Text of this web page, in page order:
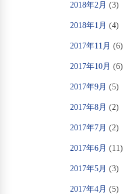
2018年2月 (3)
2018年1月 (4)
2017年11月 (6)
2017年10月 (6)
2017年9月 (5)
2017年8月 (2)
2017年7月 (2)
2017年6月 (11)
2017年5月 (3)
2017年4月 (5)